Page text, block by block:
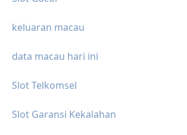
keluaran macau
data macau hari ini
Slot Telkomsel
Slot Garansi Kekalahan